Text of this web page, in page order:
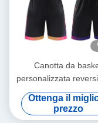
Canotta da
personalizzata
poliestere a rete
asciugatura rapida,
da basket
Ottenga il
prezzo